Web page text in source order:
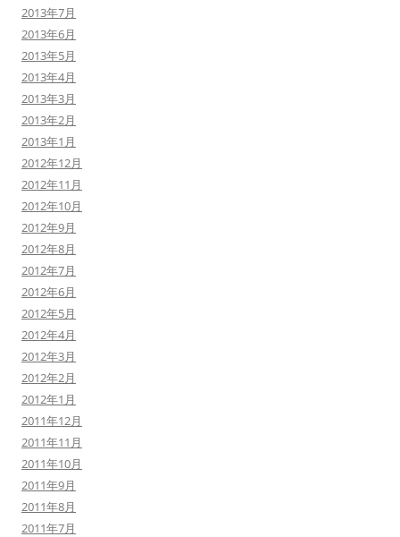
2013年7月
2013年6月
2013年5月
2013年4月
2013年3月
2013年2月
2013年1月
2012年12月
2012年11月
2012年10月
2012年9月
2012年8月
2012年7月
2012年6月
2012年5月
2012年4月
2012年3月
2012年2月
2012年1月
2011年12月
2011年11月
2011年10月
2011年9月
2011年8月
2011年7月